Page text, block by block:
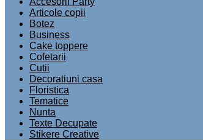
Articole copii
Botez
Business
Cake toppere
Cofetarii
Cutii
Decoratiuni casa
Floristica
Tematice
Nunta
Texte Decupate
Stikere Creative